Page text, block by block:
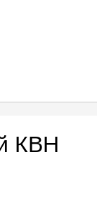
КВН